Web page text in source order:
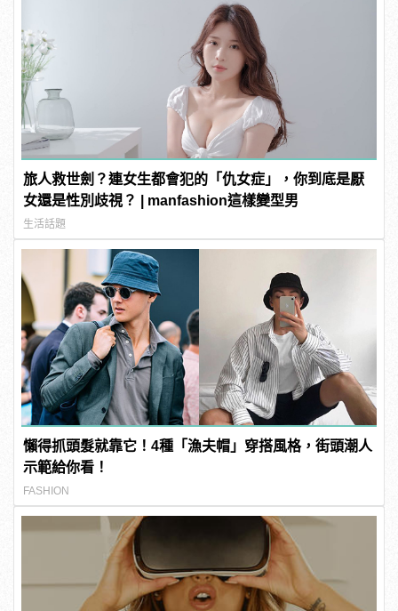
旅人救世劍？連女生都會犯的「仇女症」，你到底是厭
女還是性別歧視？ | manfashion這樣變型男
生活話題
懶得抓頭髮就靠它！4種「漁夫帽」穿搭風格，街頭潮人
示範給你看！
FASHION